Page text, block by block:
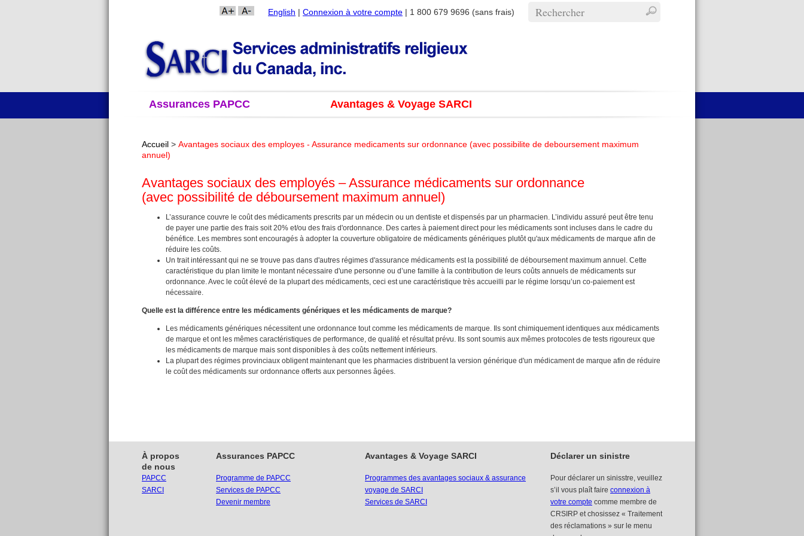
English | Connexion à votre compte | 1 800 679 9696 (sans frais)
Assurances PAPCC Avantages & Voyage SARCI
Accueil > Avantages sociaux des employes - Assurance medicaments sur ordonnance (avec possibilite de deboursement maximum
annuel)
Avantages sociaux des employés – Assurance médicaments sur ordonnance
(avec possibilité de déboursement maximum annuel)
L’assurance couvre le coût des médicaments prescrits par un médecin ou un dentiste et dispensés par un pharmacien. L’individu assuré peut être tenu
de payer une partie des frais soit 20% et/ou des frais d'ordonnance. Des cartes à paiement direct pour les médicaments sont incluses dans le cadre du
bénéfice. Les membres sont encouragés à adopter la couverture obligatoire de médicaments génériques plutôt qu'aux médicaments de marque afin de
réduire les coûts.
Un trait intéressant qui ne se trouve pas dans d'autres régimes d'assurance médicaments est la possibilité de déboursement maximum annuel. Cette
caractéristique du plan limite le montant nécessaire d'une personne ou d’une famille à la contribution de leurs coûts annuels de médicaments sur
ordonnance. Avec le coût élevé de la plupart des médicaments, ceci est une caractéristique très accueilli par le régime lorsqu’un co-paiement est
nécessaire.
Quelle est la différence entre les médicaments génériques et les médicaments de marque?
Les médicaments génériques nécessitent une ordonnance tout comme les médicaments de marque. Ils sont chimiquement identiques aux médicaments
de marque et ont les mêmes caractéristiques de performance, de qualité et résultat prévu. Ils sont soumis aux mêmes protocoles de tests rigoureux que
les médicaments de marque mais sont disponibles à des coûts nettement inférieurs.
La plupart des régimes provinciaux obligent maintenant que les pharmacies distribuent la version générique d'un médicament de marque afin de réduire
le coût des médicaments sur ordonnance offerts aux personnes âgées.
À propos
de nous
Assurances PAPCC Avantages & Voyage SARCI Déclarer un sinistre
PAPCC
SARCI
Programme de PAPCC
Services de PAPCC
Devenir membre
Programmes des avantages sociaux & assurance
voyage de SARCI
Services de SARCI
Pour déclarer un sinisstre, veuillez
s’il vous plaît faire connexion à
votre compte comme membre de
CRSIRP et chosissez « Traitement
des réclamations » sur le menu